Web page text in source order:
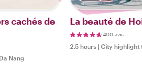
cachés de
Da Nang
La beauté de
400 avis
2.5 hours | City highlight